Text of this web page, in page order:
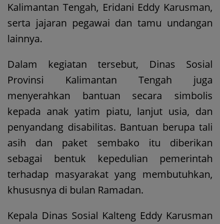
Kalimantan Tengah, Eridani Eddy Karusman,
serta jajaran pegawai dan tamu undangan
lainnya.
Dalam kegiatan tersebut, Dinas Sosial
Provinsi Kalimantan Tengah juga
menyerahkan bantuan secara simbolis
kepada anak yatim piatu, lanjut usia, dan
penyandang disabilitas. Bantuan berupa tali
asih dan paket sembako itu diberikan
sebagai bentuk kepedulian pemerintah
terhadap masyarakat yang membutuhkan,
khususnya di bulan Ramadan.
Kepala Dinas Sosial Kalteng Eddy Karusman